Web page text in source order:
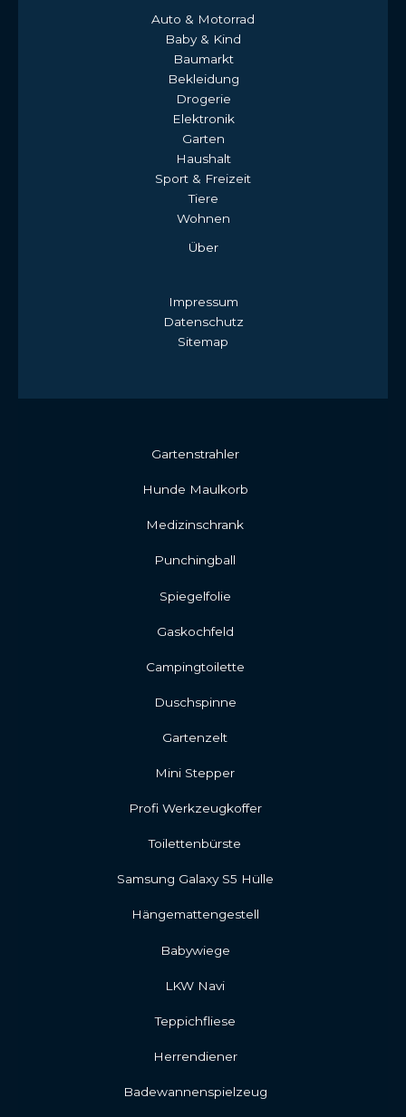
Auto & Motorrad
Baby & Kind
Baumarkt
Bekleidung
Drogerie
Elektronik
Garten
Haushalt
Sport & Freizeit
Tiere
Wohnen
Über
Impressum
Datenschutz
Sitemap
Gartenstrahler
Hunde Maulkorb
Medizinschrank
Punchingball
Spiegelfolie
Gaskochfeld
Campingtoilette
Duschspinne
Gartenzelt
Mini Stepper
Profi Werkzeugkoffer
Toilettenbürste
Samsung Galaxy S5 Hülle
Hängemattengestell
Babywiege
LKW Navi
Teppichfliese
Herrendiener
Badewannenspielzeug